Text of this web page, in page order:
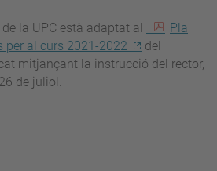
la UPC està adaptat al
Pla
per al curs 2021-2022
del
mitjançant la instrucció del rector,
de juliol.